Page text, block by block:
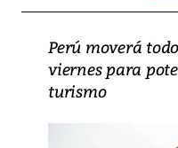
Perú moverá
viernes para
turismo